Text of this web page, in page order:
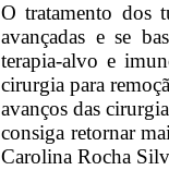
O tratamento dos
avançadas e se
terapia-alvo e
cirurgia para
avanços das
consiga retornar
Carolina Rocha